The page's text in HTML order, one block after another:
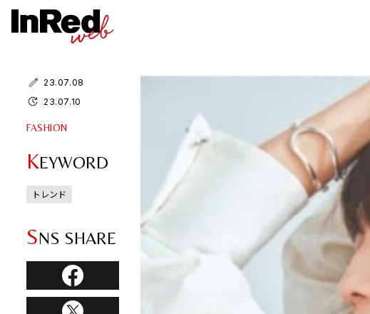
23.07.08
23.07.10
FASHION
KEYWORD
トレンド
SNS SHARE